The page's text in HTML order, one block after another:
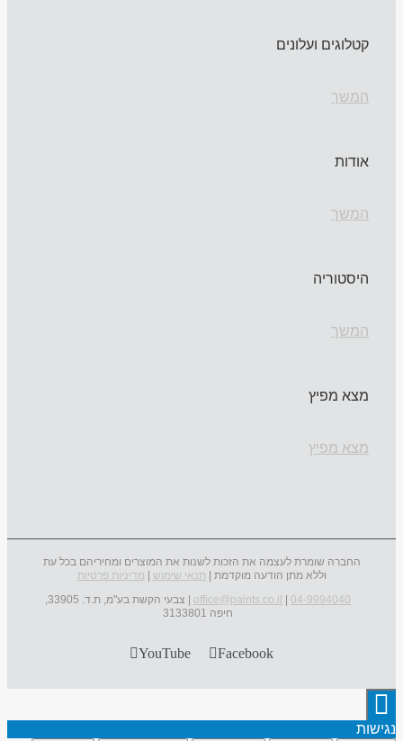
קטלוגים ועלונים
המשך
אודות
המשך
היסטוריה
המשך
מצא מפיץ
מצא מפיץ
החברה שומרת לעצמה את הזכות לשנות את המוצרים ומחיריהם בכל עת
וללא מתן הודעה מוקדמת | תנאי שימוש
מדיניות פרטיות
04-9994040
office@paints.co.il
| צבעי הקשת בע"מ, ת.ד. 33905,
חיפה 3133801
Facebook
YouTube
נגישות